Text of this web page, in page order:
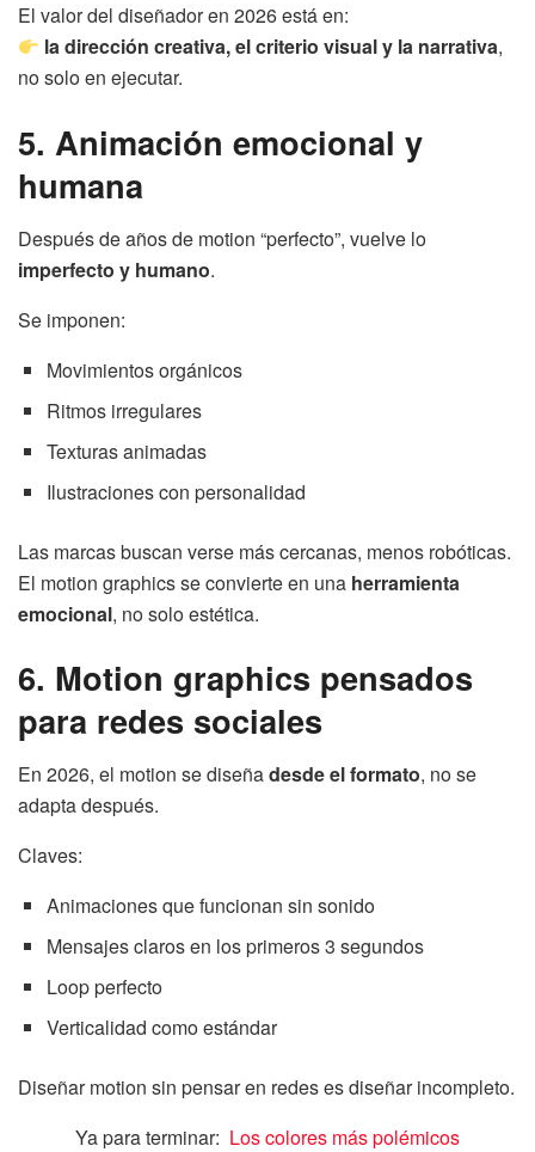
El valor del diseñador en 2026 está en:
la dirección creativa, el criterio visual y la narrativa,
no solo en ejecutar.
5. Animación emocional y
humana
Después de años de motion “perfecto”, vuelve lo
imperfecto y humano.
Se imponen:
Movimientos orgánicos
Ritmos irregulares
Texturas animadas
Ilustraciones con personalidad
Las marcas buscan verse más cercanas, menos robóticas.
El motion graphics se convierte en una herramienta
emocional, no solo estética.
6. Motion graphics pensados
para redes sociales
En 2026, el motion se diseñadesde el formato, no se
adapta después.
Claves:
Animaciones que funcionan sin sonido
Mensajes claros en los primeros 3 segundos
Loop perfecto
Verticalidad como estándar
Diseñar motion sin pensar en redes es diseñar incompleto.
Ya para terminar: Los colores más polémicos